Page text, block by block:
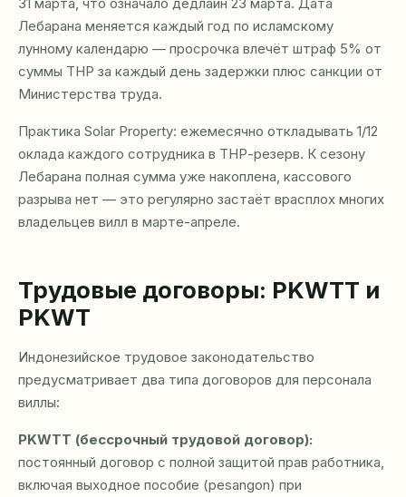
Лебарана меняется каждый год по исламскому
лунному календарю — просрочка влечёт штраф 5% от
суммы ТНР за каждый день задержки плюс санкции от
Министерства труда.
Практика Solar Property: ежемесячно откладывать 1/12
оклада каждого сотрудника в ТНР-резерв. К сезону
Лебарана полная сумма уже накоплена, кассового
разрыва нет — это регулярно застаёт врасплох многих
владельцев вилл в марте-апреле.
Трудовые договоры: PKWTT и
PKWT
Индонезийское трудовое законодательство
предусматривает два типа договоров для персонала
виллы:
PKWTT (бессрочный трудовой договор):
постоянный договор с полной защитой прав работника,
включая выходное пособие (pesangon) при